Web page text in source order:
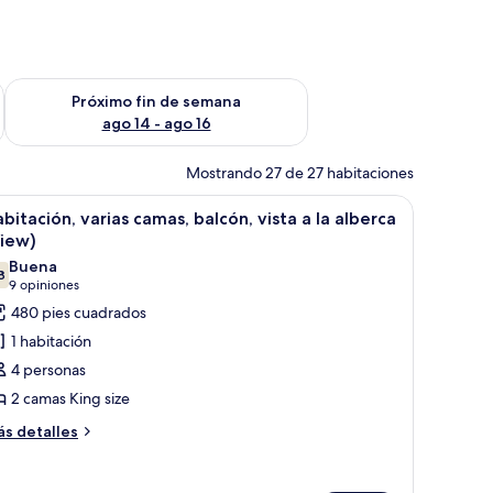
semana ago 7 - ago 9
Próximo fin de semana
ago 14 - ago 16
Consulta la disponibilidad para el próximo fin de semana ago
Mostrando 27 de 27 habitaciones
un escritorio, una silla, una mesita y vistas a la ciudad a través de
Habitación de hotel con dos camas,
9
varias camas, balcón, vista a la alberca
de 10
Buena
9 opiniones
(9
opiniones)
480 pies cuadrados
1 habitación
4 personas
2 camas King size
detalles